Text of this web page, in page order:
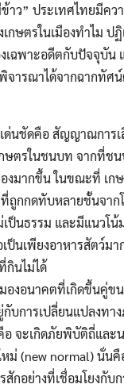
Search
าว” ประเทศไทยมีค
เกษตรในเมืองทำไม ป
เฉพาะอดีตกับปัจจุบัน
ารณาได้จากฉากทัศน์
ด่นชัดคือ สัญญาณการ
ษตรในชนบท จากที่ช
องมากขึ้น ในขณะที่ เ
ถูกกดทับหลายชั้นจาก
เป็นธรรม และมีแนวโ
เป็นเพียงอาหารสัตว์ม
กินไม่ได้
องอนาคตที่เกิดขึ้นคู่ข
กับการเปลี่ยนแปลงทา
อ จะเกิดภัยพิบัติถี่และ
ม่ (new normal) นั่นคื
สักอย่างที่เชื่อมโยงกับ